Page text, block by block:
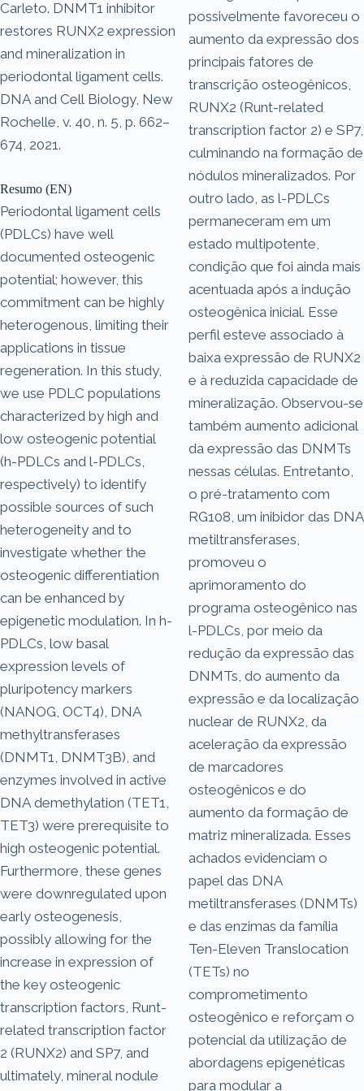
Carleto. DNMT1 inhibitor
restores RUNX2 expression
and mineralization in
periodontal ligament cells.
DNA and Cell Biology, New
Rochelle, v. 40, n. 5, p. 662–
674, 2021.
Resumo (EN)
Periodontal ligament cells
(PDLCs) have well
documented osteogenic
potential; however, this
commitment can be highly
heterogenous, limiting their
applications in tissue
regeneration. In this study,
we use PDLC populations
characterized by high and
low osteogenic potential
(h-PDLCs and l-PDLCs,
respectively) to identify
possible sources of such
heterogeneity and to
investigate whether the
osteogenic differentiation
can be enhanced by
epigenetic modulation. In h-
PDLCs, low basal
expression levels of
pluripotency markers
(NANOG, OCT4), DNA
methyltransferases
(DNMT1, DNMT3B), and
enzymes involved in active
DNA demethylation (TET1,
TET3) were prerequisite to
high osteogenic potential.
Furthermore, these genes
were downregulated upon
early osteogenesis,
possibly allowing for the
increase in expression of
the key osteogenic
transcription factors, Runt-
related transcription factor
2 (RUNX2) and SP7, and
ultimately, mineral nodule
possivelmente favoreceu o
aumento da expressão dos
principais fatores de
transcrição osteogênicos,
RUNX2 (Runt-related
transcription factor 2) e SP7,
culminando na formação de
nódulos mineralizados. Por
outro lado, as l-PDLCs
permaneceram em um
estado multipotente,
condição que foi ainda mais
acentuada após a indução
osteogênica inicial. Esse
perfil esteve associado à
baixa expressão de RUNX2
e à reduzida capacidade de
mineralização. Observou-se
também aumento adicional
da expressão das DNMTs
nessas células. Entretanto,
o pré-tratamento com
RG108, um inibidor das DNA
metiltransferases,
promoveu o
aprimoramento do
programa osteogênico nas
l-PDLCs, por meio da
redução da expressão das
DNMTs, do aumento da
expressão e da localização
nuclear de RUNX2, da
aceleração da expressão
de marcadores
osteogênicos e do
aumento da formação de
matriz mineralizada. Esses
achados evidenciam o
papel das DNA
metiltransferases (DNMTs)
e das enzimas da família
Ten-Eleven Translocation
(TETs) no
comprometimento
osteogênico e reforçam o
potencial da utilização de
abordagens epigenéticas
para modular a